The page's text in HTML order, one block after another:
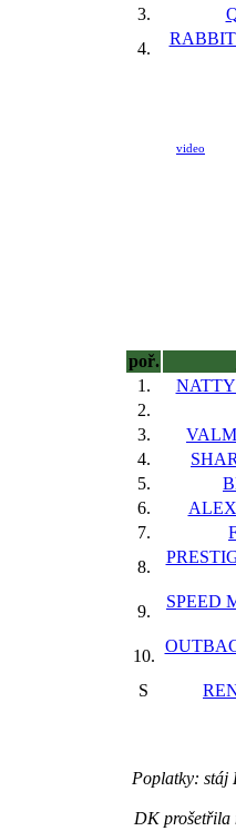
3.
4.
video
poř.
1.
2.
3.
4.
5.
6.
7.
8.
9.
SPEED
10.
S
Poplatky: stáj
DK prošetřila